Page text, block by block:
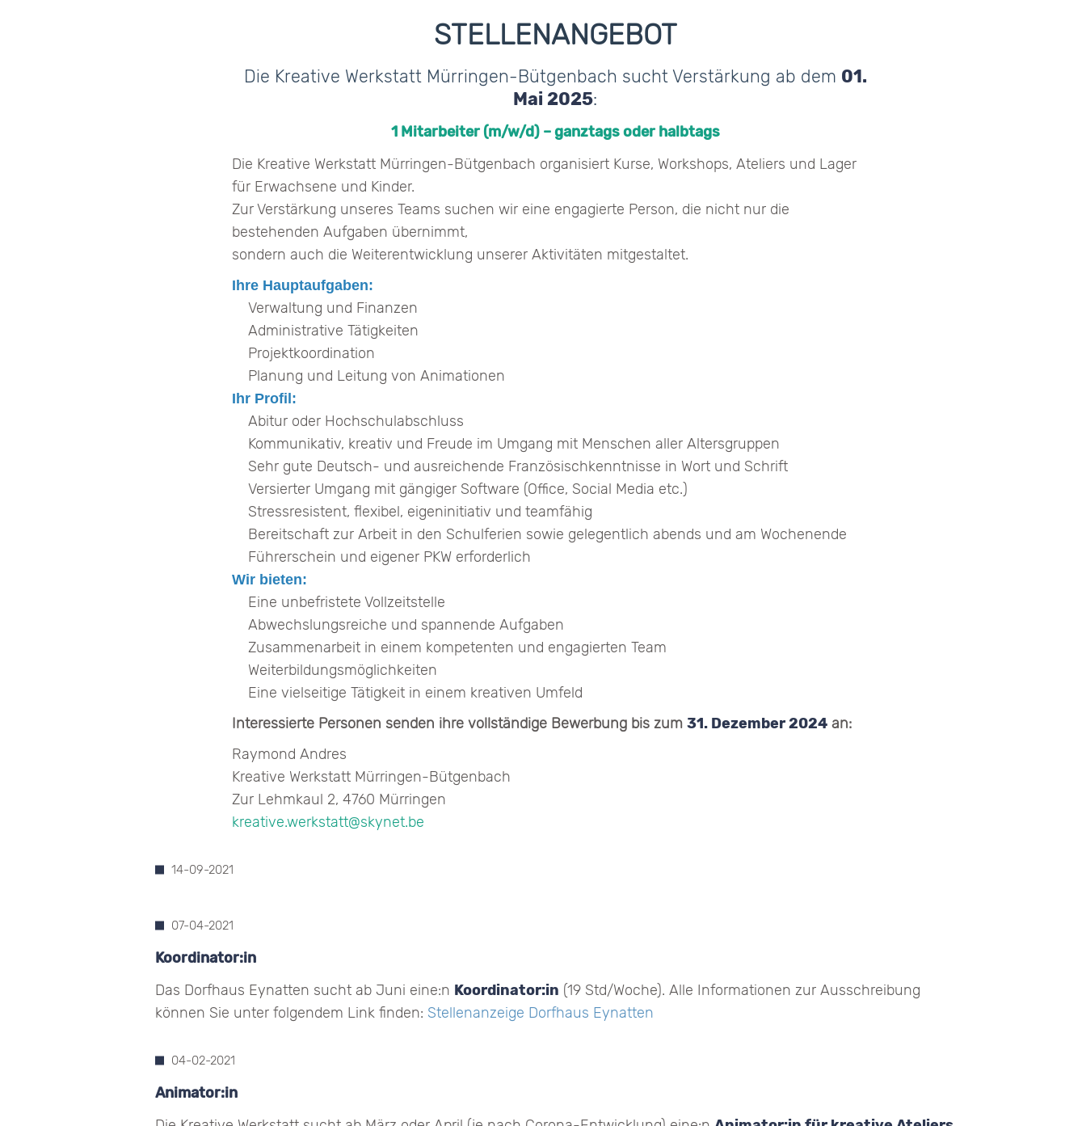
STELLENANGEBOT
Die Kreative Werkstatt Mürringen-Bütgenbach sucht Verstärkung ab dem 01.
Mai 2025:
1 Mitarbeiter (m/w/d) – ganztags oder halbtags
Die Kreative Werkstatt Mürringen-Bütgenbach organisiert Kurse, Workshops, Ateliers und Lager
für Erwachsene und Kinder.
Zur Verstärkung unseres Teams suchen wir eine engagierte Person, die nicht nur die
bestehenden Aufgaben übernimmt,
sondern auch die Weiterentwicklung unserer Aktivitäten mitgestaltet.
Ihre Hauptaufgaben:
Verwaltung und Finanzen
Administrative Tätigkeiten
Projektkoordination
Planung und Leitung von Animationen
Ihr Profil:
Abitur oder Hochschulabschluss
Kommunikativ, kreativ und Freude im Umgang mit Menschen aller Altersgruppen
Sehr gute Deutsch- und ausreichende Französischkenntnisse in Wort und Schrift
Versierter Umgang mit gängiger Software (Office, Social Media etc.)
Stressresistent, flexibel, eigeninitiativ und teamfähig
Bereitschaft zur Arbeit in den Schulferien sowie gelegentlich abends und am Wochenende
Führerschein und eigener PKW erforderlich
Wir bieten:
Eine unbefristete Vollzeitstelle
Abwechslungsreiche und spannende Aufgaben
Zusammenarbeit in einem kompetenten und engagierten Team
Weiterbildungsmöglichkeiten
Eine vielseitige Tätigkeit in einem kreativen Umfeld
Interessierte Personen senden ihre vollständige Bewerbung bis zum 31. Dezember 2024 an:
Raymond Andres
Kreative Werkstatt Mürringen-Bütgenbach
Zur Lehmkaul 2, 4760 Mürringen
kreative.werkstatt@skynet.be
14-09-2021
07-04-2021
Koordinator:in
Das Dorfhaus Eynatten sucht ab Juni eine:n Koordinator:in (19 Std/Woche). Alle Informationen zur Ausschreibung
können Sie unter folgendem Link finden: Stellenanzeige Dorfhaus Eynatten
04-02-2021
Animator:in